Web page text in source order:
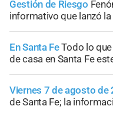
Gestión de Riesgo
informativo que lanzó
En Santa FeTodo lo
de casa en Santa Fe
Viernes 7 de agosto de
de Santa Fe; la